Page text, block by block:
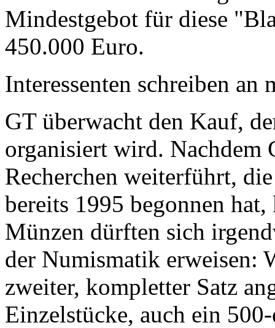
Mindestgebot für diese
450.000 Euro.
Interessenten schreiben
GT überwacht den Kauf,
organisiert wird. Nachdem
Recherchen weiterführt,
bereits 1995 begonnen
Münzen dürften sich
der Numismatik erweisen:
zweiter, kompletter Satz
Einzelstücke, auch ein